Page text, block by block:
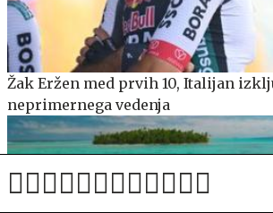
Žak Eržen med prvih 10, Italijan
neprimernega vedenja